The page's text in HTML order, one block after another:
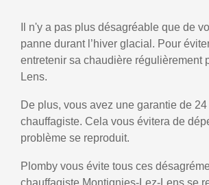
Il n'y a pas plus désagréable que de
panne durant l’hiver glacial. Pour
entretenir sa chaudière régulièrement
Lens.
De plus, vous avez une garantie de
chauffagiste. Cela vous évitera de
problème se reproduit.
Plomby vous évite tous ces
chauffagiste Montignies-Lez-Lens se